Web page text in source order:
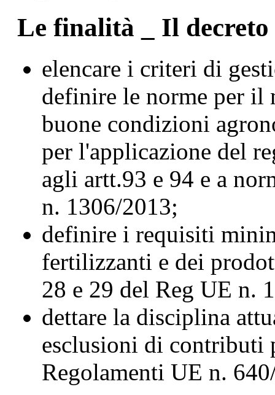
Le finalità _ Il
elencare i criteri di
definire le norme per il
buone condizioni
per l'applicazione del
agli artt.93 e 94 e a
n. 1306/2013;
definire i requisiti
fertilizzanti e dei
28 e 29 del Reg UE n.
dettare la disciplina
esclusioni di contributi
Regolamenti UE n.